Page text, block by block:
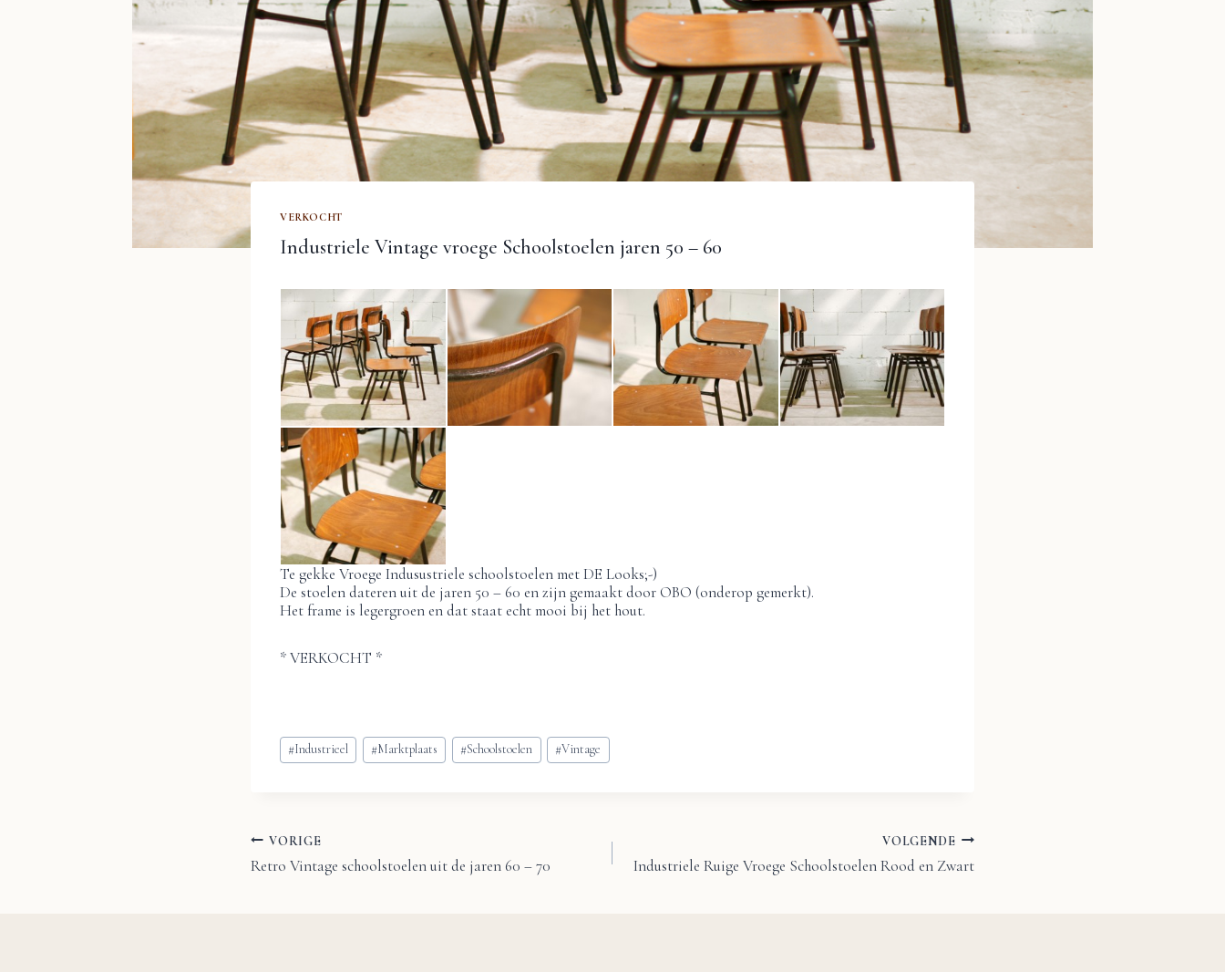
VERKOCHT
Industriele Vintage vroege Schoolstoelen jaren 50 – 60
Te gekke Vroege Indusustriele schoolstoelen met DE Looks;-)
De stoelen dateren uit de jaren 50 – 60 en zijn gemaakt door OBO (onderop gemerkt).
Het frame is legergroen en dat staat echt mooi bij het hout.
* VERKOCHT *
Bericht
tags:
#Industrieel #Marktplaats #Schoolstoelen #Vintage
Bericht
VORIGE
Retro Vintage schoolstoelen uit de jaren 60 – 70
VOLGENDE
Industriele Ruige Vroege Schoolstoelen Rood en Zwart